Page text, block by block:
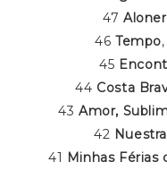
47
46 Tempo
45
44 Costa
43Amor,
42
41 Minhas Férias